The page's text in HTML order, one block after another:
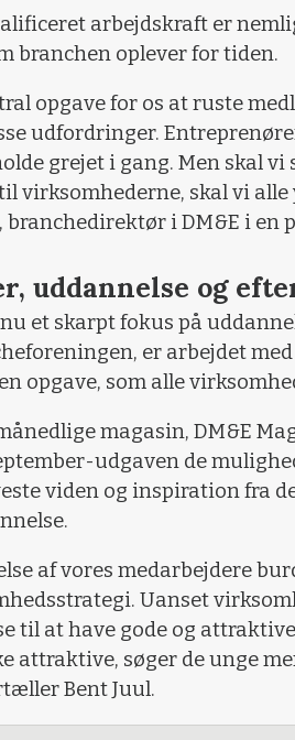
arbejdskraft er
branchen oplever for tiden.
opgave for os at ruste
udfordringer.
grejet i gang. Men skal
virksomhederne, skal vi
branchedirektør i DM&E i en
uddannelse og
et skarpt fokus på
er arbejdet
opgave, som alle
magasin, DM&E
udgaven de
viden og inspiration fra
af vores medarbejdere
Uanset
til at have gode og
attraktive, søger de unge
Bent Juul.